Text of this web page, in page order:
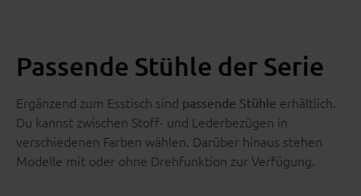
Passende Stühle der Serie
Ergänzend zum Esstisch sind passende Stühle erhältlich.
Du kannst zwischen Stoff- und Lederbezügen in
verschiedenen Farben wählen. Darüber hinaus stehen
Modelle mit oder ohne Drehfunktion zur Verfügung.